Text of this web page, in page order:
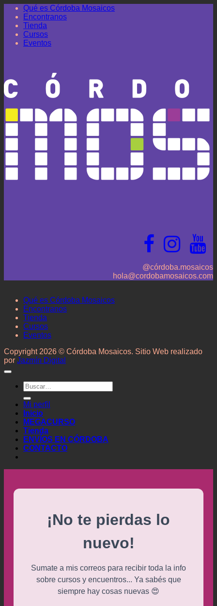
Qué es Córdoba Mosaicos
Encontranos
Tienda
Cursos
Eventos
@córdoba.mosaicos
hola@cordobamosaicos.com
Qué es Córdoba Mosaicos
Encontranos
Tienda
Cursos
Eventos
Copyright 2026 © Córdoba Mosaicos. Sitio Web realizado
por Jazmín Digital
Buscar
por:
Mi perfil
Inicio
MEGACURSO
Tienda
ENVÍOS EN CÓRDOBA
CONTACTO